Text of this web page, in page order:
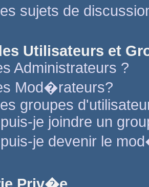
sujets de
Utilisateurs et
Administrateurs ?
Mod�rateurs?
groupes
je joindre un
je devenir le